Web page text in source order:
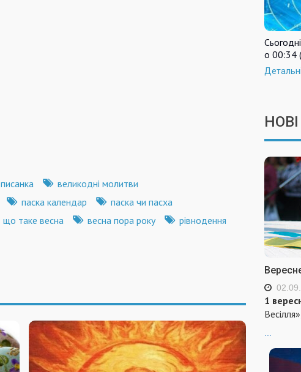
писанка
великодні молитви
паска календар
паска чи пасха
що таке весна весна пора року рівнодення
о 00:34
1
...